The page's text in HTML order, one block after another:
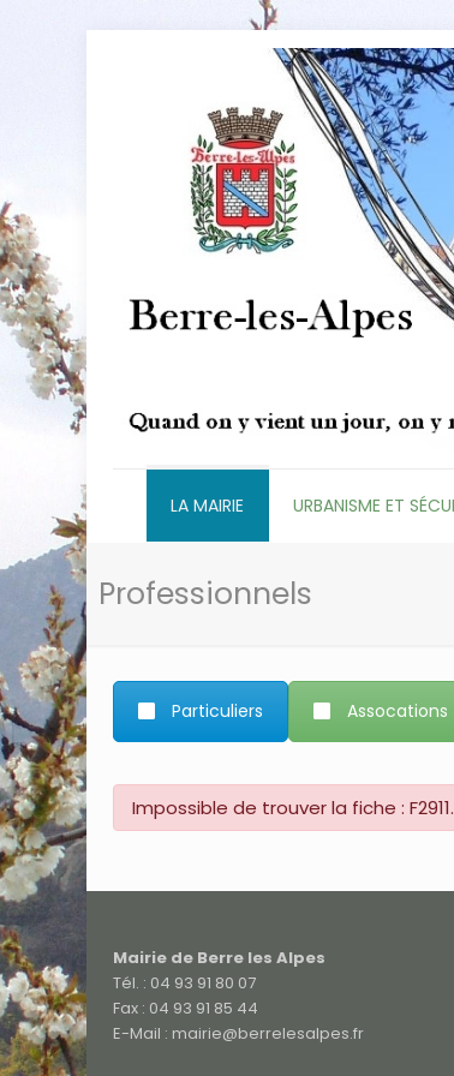
LA MAIRIE URBANISME ET
Professionnels
Particuliers Assocations
Impossible de trouver la fiche :
Mairie de Berre les Alpes
Tél. : 04 93 91 80 07
Fax : 04 93 91 85 44
E-Mail : mairie@berrelesalpes.fr